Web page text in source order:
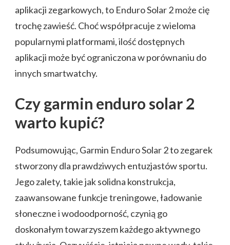
aplikacji zegarkowych, to Enduro Solar 2 może cię
trochę zawieść. Choć współpracuje z wieloma
popularnymi platformami, ilość dostępnych
aplikacji może być ograniczona w porównaniu do
innych smartwatchy.
Czy garmin enduro solar 2
warto kupić?
Podsumowując, Garmin Enduro Solar 2 to zegarek
stworzony dla prawdziwych entuzjastów sportu.
Jego zalety, takie jak solidna konstrukcja,
zaawansowane funkcje treningowe, ładowanie
słoneczne i wodoodporność, czynią go
doskonałym towarzyszem każdego aktywnego